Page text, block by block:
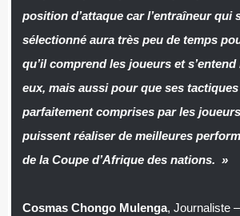
position d’attaque car l’entraîneur qui
sélectionné aura très peu de temps
qu’il comprend les joueurs et s’entend
eux, mais aussi pour que ses
parfaitement comprises par les
puissent réaliser de meilleures
de la Coupe d’Afrique des nations. »
Cosmas Chongo Mulenga, Journaliste –